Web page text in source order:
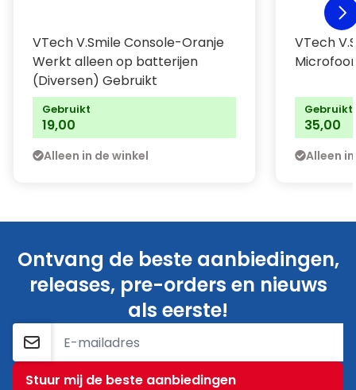
VTech V.Smile Console-Oranje
Werkt alleen op batterijen
(Diversen) Gebruikt
Gebruikt
19,00
Alleen in de winkel
VTech
Gebruikt
35,00
Alleen
Ontvang de beste aanbiedingen,
releases, pre-orders en nieuws
als eerste!
E-mailadres
Stuur mij de beste aanbiedingen